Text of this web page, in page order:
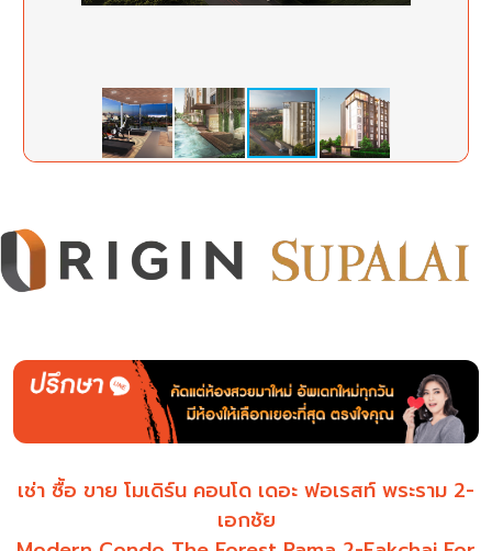
เช่า ซื้อ ขาย โมเดิร์น คอนโด เดอะ ฟอเรสท์ พระราม 2-
เอกชัย